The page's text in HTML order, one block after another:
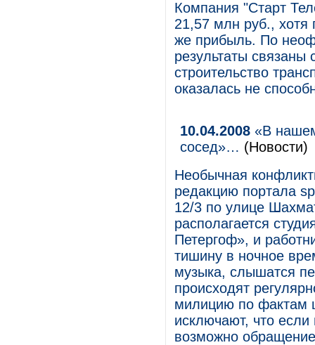
Компания "Старт
21,57 млн руб., хотя
же прибыль. По
результаты связаны
строительство
оказалась не
10.04.2008 «В
сосед»… (Новости)
Необычная
редакцию портала
12/3 по улице
располагается
Петергоф», и
тишину в ночное
музыка, слышатся
происходят
милицию по фактам
исключают, что
возможно